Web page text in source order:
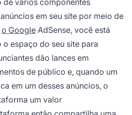
em seu site por meio de
o Google AdSense, você está
espaço do seu site para
dão lances em
de público e, quando um
em um desses anúncios, o
um valor